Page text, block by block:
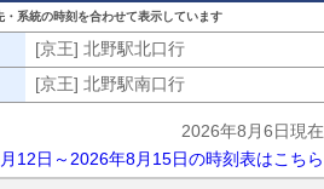
系統の時刻を合わせて表示しています
[京王] 北野駅北口行
[京王] 北野駅南口行
2026年8月6日現在
12日～2026年8月15日の時刻表はこちら